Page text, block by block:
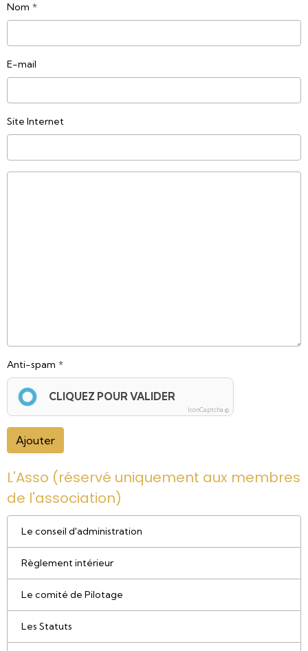
Nom
E-mail
Site Internet
Anti-spam
CLIQUEZ POUR VALIDER
IconCaptcha ©
Ajouter
L'Asso (réservé uniquement aux membres
de l'association)
Le conseil d'administration
Règlement intérieur
Le comité de Pilotage
Les Statuts